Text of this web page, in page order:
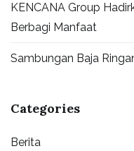
KENCANA Group
Berbagi Manfaat
Sambungan Baja
Categories
Berita